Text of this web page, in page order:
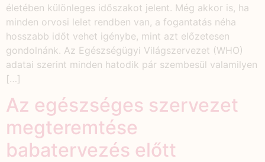
életében különleges időszakot jelent. Még akkor is, ha
minden orvosi lelet rendben van, a fogantatás néha
hosszabb időt vehet igénybe, mint azt előzetesen
gondolnánk. Az Egészségügyi Világszervezet (WHO)
adatai szerint minden hatodik pár szembesül valamilyen
[…]
Az egészséges szervezet
megteremtése
babatervezés előtt